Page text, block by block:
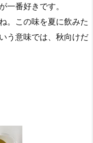
一番好きです。
。この味を夏に飲みた
う意味では、秋向けだ